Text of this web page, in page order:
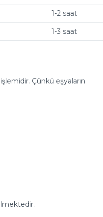
1-2 saat
1-3 saat
Çünkü eşyaların